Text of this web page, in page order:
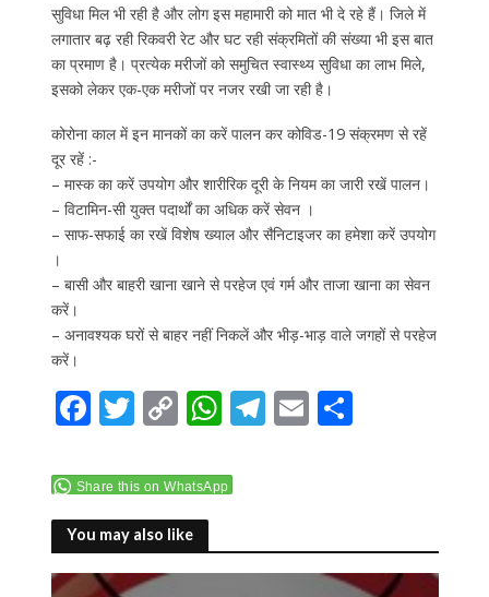
सुविधा मिल भी रही है और लोग इस महामारी को मात भी दे रहे हैं। जिले में
लगातार बढ़ रही रिकवरी रेट और घट रही संक्रमितों की संख्या भी इस बात
का प्रमाण है। प्रत्येक मरीजों को समुचित स्वास्थ्य सुविधा का लाभ मिले,
इसको लेकर एक-एक मरीजों पर नजर रखी जा रही है।
कोरोना काल में इन मानकों का करें पालन कर कोविड-19 संक्रमण से रहें
दूर रहें :-
– मास्क का करें उपयोग और शारीरिक दूरी के नियम का जारी रखें पालन।
– विटामिन-सी युक्त पदार्थों का अधिक करें सेवन ।
– साफ-सफाई का रखें विशेष ख्याल और सैनिटाइजर का हमेशा करें उपयोग
।
– बासी और बाहरी खाना खाने से परहेज एवं गर्म और ताजा खाना का सेवन
करें।
– अनावश्यक घरों से बाहर नहीं निकलें और भीड़-भाड़ वाले जगहों से परहेज
करें।
F
e
b
o
o
T
itt
er
C
p
y
Li
n
W
at
A
p
T
a
m
E S
Share this on WhatsApp
You may also like